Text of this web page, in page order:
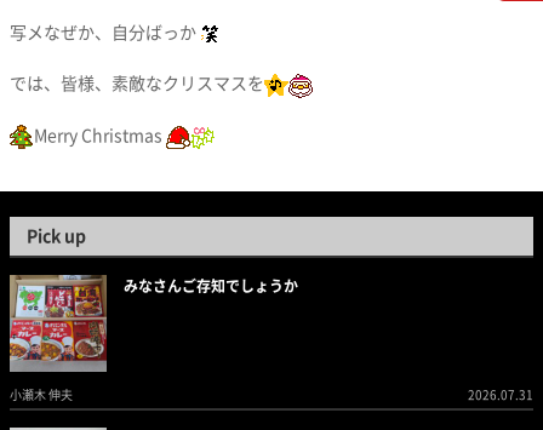
写メなぜか、自分ばっか
では、皆様、素敵なクリスマスを
Merry Christmas
Pick up
みなさんご存知でしょうか
小瀬木 伸夫 2026.07.31